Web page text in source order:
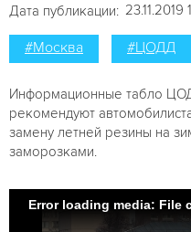
Дата публикации: 23.11.2019
#Москва #ЦОДД
Информационные табло
рекомендуют
замену летней резины на
заморозками.
Error loading media: File